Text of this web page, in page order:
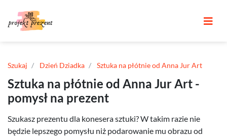
Szukaj Dzień Dziadka Sztuka na płótnie od Anna Jur Art
Sztuka na płótnie od Anna Jur Art -
pomysł na prezent
Szukasz prezentu dla konesera sztuki? W takim razie nie
będzie lepszego pomysłu niż podarowanie mu obrazu od